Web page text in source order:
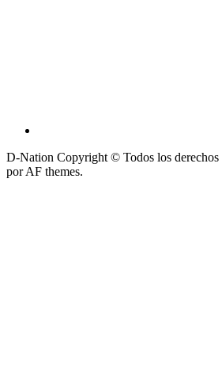
D-Nation Copyright © Todos los derechos
por AF themes.